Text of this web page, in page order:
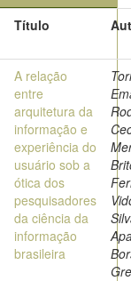
Título
A relação
entre
arquitetura da
informação e
experiência do
usuário sob a
ótica dos
pesquisadores
da ciência da
informação
brasileira